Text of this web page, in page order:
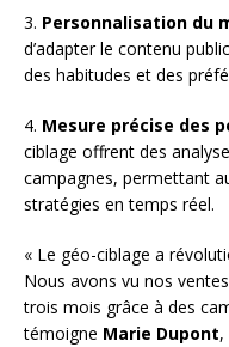
3. Personnalisation du
d’adapter le contenu
des habitudes et des
4. Mesure précise des
ciblage offrent des
campagnes, permettant
stratégies en temps réel.
« Le géo-ciblage a
Nous avons vu nos
trois mois grâce à des
témoigne Marie Dupont,